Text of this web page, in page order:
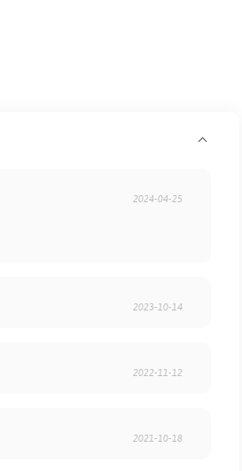
2024-04-25
2023-10-14
2022-11-12
2021-10-18